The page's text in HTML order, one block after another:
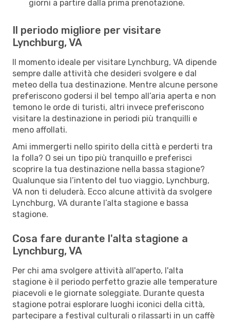
giorni a partire dalla prima prenotazione.
Il periodo migliore per visitare
Lynchburg, VA
Il momento ideale per visitare Lynchburg, VA dipende
sempre dalle attività che desideri svolgere e dal
meteo della tua destinazione. Mentre alcune persone
preferiscono godersi il bel tempo all’aria aperta e non
temono le orde di turisti, altri invece preferiscono
visitare la destinazione in periodi più tranquilli e
meno affollati.
Ami immergerti nello spirito della città e perderti tra
la folla? O sei un tipo più tranquillo e preferisci
scoprire la tua destinazione nella bassa stagione?
Qualunque sia l’intento del tuo viaggio, Lynchburg,
VA non ti deluderà. Ecco alcune attività da svolgere
Lynchburg, VA durante l’alta stagione e bassa
stagione.
Cosa fare durante l'alta stagione a
Lynchburg, VA
Per chi ama svolgere attività all'aperto, l'alta
stagione è il periodo perfetto grazie alle temperature
piacevoli e le giornate soleggiate. Durante questa
stagione potrai esplorare luoghi iconici della città,
partecipare a festival culturali o rilassarti in un caffè